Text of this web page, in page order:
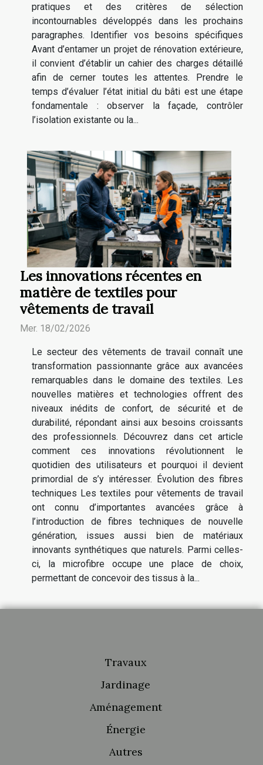
pratiques et des critères de sélection
incontournables développés dans les prochains
paragraphes. Identifier vos besoins spécifiques
Avant d’entamer un projet de rénovation extérieure,
il convient d’établir un cahier des charges détaillé
afin de cerner toutes les attentes. Prendre le
temps d’évaluer l’état initial du bâti est une étape
fondamentale : observer la façade, contrôler
l’isolation existante ou la...
Les innovations récentes en
matière de textiles pour
vêtements de travail
Mer. 18/02/2026
Le secteur des vêtements de travail connaît une
transformation passionnante grâce aux avancées
remarquables dans le domaine des textiles. Les
nouvelles matières et technologies offrent des
niveaux inédits de confort, de sécurité et de
durabilité, répondant ainsi aux besoins croissants
des professionnels. Découvrez dans cet article
comment ces innovations révolutionnent le
quotidien des utilisateurs et pourquoi il devient
primordial de s’y intéresser. Évolution des fibres
techniques Les textiles pour vêtements de travail
ont connu d’importantes avancées grâce à
l’introduction de fibres techniques de nouvelle
génération, issues aussi bien de matériaux
innovants synthétiques que naturels. Parmi celles-
ci, la microfibre occupe une place de choix,
permettant de concevoir des tissus à la...
Travaux
Jardinage
Aménagement
Énergie
Autres